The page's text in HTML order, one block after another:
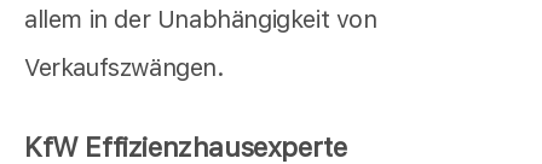
allem in der Unabhängigkeit von
Verkaufszwängen.
KfW Effizienzhausexperte